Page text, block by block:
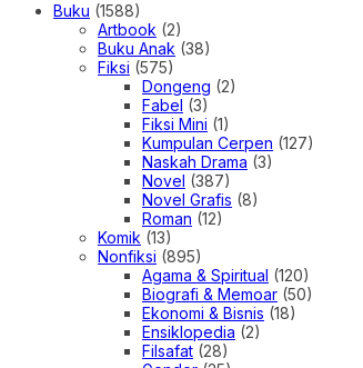
Buku (1588)
Artbook (2)
Buku Anak (38)
Fiksi (575)
Dongeng (2)
Fabel (3)
Fiksi Mini (1)
Kumpulan Cerpen (127)
Naskah Drama (3)
Novel (387)
Novel Grafis (8)
Roman (12)
Komik (13)
Nonfiksi (895)
Agama & Spiritual (120)
Biografi & Memoar (50)
Ekonomi & Bisnis (18)
Ensiklopedia (2)
Filsafat (28)